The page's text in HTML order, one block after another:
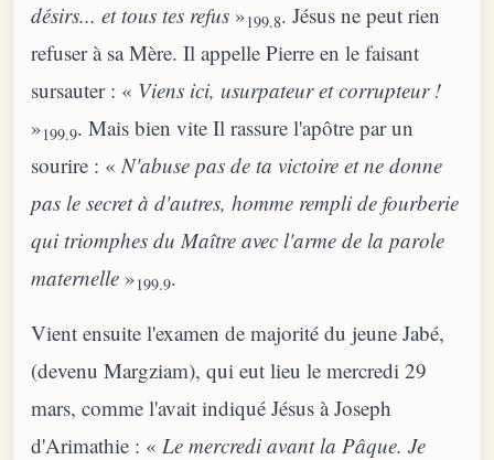
désirs... et tous tes refus »199.8. Jésus ne peut rien
refuser à sa Mère. Il appelle Pierre en le faisant
sursauter : « Viens ici, usurpateur et corrupteur !
»199.9. Mais bien vite Il rassure l'apôtre par un
sourire : «N'abuse pas de ta victoire et ne donne
pas le secret à d'autres, homme rempli de fourberie
qui triomphes du Maître avec l'arme de la parole
maternelle »199.9.
Vient ensuite l'examen de majorité du jeune Jabé,
(devenu Margziam), qui eut lieu le mercredi 29
mars, comme l'avait indiqué Jésus à Joseph
d'Arimathie : « Le mercredi avant la Pâque. Je